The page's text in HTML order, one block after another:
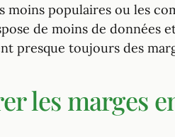
moins populaires ou les
de moins de données
presque toujours des
les marges